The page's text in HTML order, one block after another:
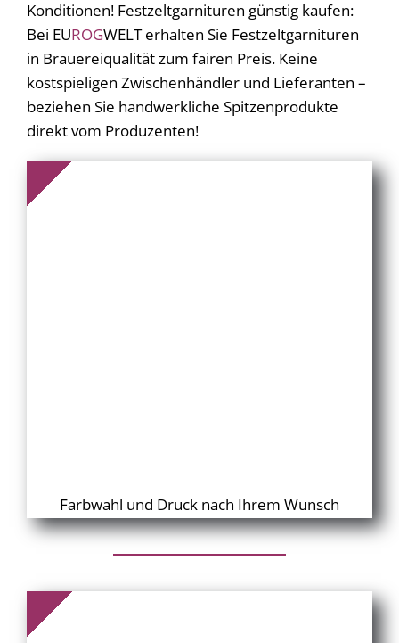
Konditionen! Festzeltgarnituren günstig kaufen:
Bei EUROGWELT erhalten Sie Festzeltgarnituren
in Brauereiqualität zum fairen Preis. Keine
kostspieligen Zwischenhändler und Lieferanten –
beziehen Sie handwerkliche Spitzenprodukte
direkt vom Produzenten!
Farbwahl und Druck nach Ihrem Wunsch